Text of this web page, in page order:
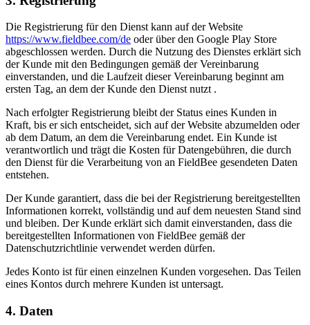
Die Registrierung für den Dienst kann auf der Website
https://www.fieldbee.com/de oder über den Google Play Store
abgeschlossen werden. Durch die Nutzung des Dienstes erklärt sich
der Kunde mit den Bedingungen gemäß der Vereinbarung
einverstanden, und die Laufzeit dieser Vereinbarung beginnt am
ersten Tag, an dem der Kunde den Dienst nutzt .
Nach erfolgter Registrierung bleibt der Status eines Kunden in
Kraft, bis er sich entscheidet, sich auf der Website abzumelden oder
ab dem Datum, an dem die Vereinbarung endet. Ein Kunde ist
verantwortlich und trägt die Kosten für Datengebühren, die durch
den Dienst für die Verarbeitung von an FieldBee gesendeten Daten
entstehen.
Der Kunde garantiert, dass die bei der Registrierung bereitgestellten
Informationen korrekt, vollständig und auf dem neuesten Stand sind
und bleiben. Der Kunde erklärt sich damit einverstanden, dass die
bereitgestellten Informationen von FieldBee gemäß der
Datenschutzrichtlinie verwendet werden dürfen.
Jedes Konto ist für einen einzelnen Kunden vorgesehen. Das Teilen
eines Kontos durch mehrere Kunden ist untersagt.
4. Daten